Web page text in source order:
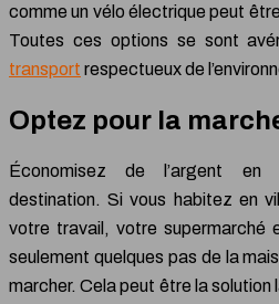
comme un vélo électrique peut
Toutes ces options se sont
transport respectueux de
Optez pour la
Économisez de l’argent en
destination. Si vous habitez en
votre travail, votre supermarché
seulement quelques pas de la
marcher. Cela peut être la solution